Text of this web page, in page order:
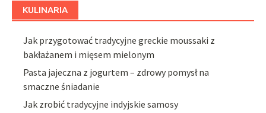
KULINARIA
Jak przygotować tradycyjne greckie moussaki z
bakłażanem i mięsem mielonym
Pasta jajeczna z jogurtem – zdrowy pomysł na
smaczne śniadanie
Jak zrobić tradycyjne indyjskie samosy